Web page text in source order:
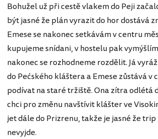
Bohužel už při cestě vlakem do Peji
být jasné že plán vyrazit do hor dostává
Emese se nakonec setkávám v centru
kupujeme snídani, v hostelu pak
nakonec se rozhodneme rozdělit. Já
do Pećského kláštera a Emese zůstává v
podívat na staré tržiště. Ona zítra odlétá
chci pro změnu navštívit klášter ve
jet dále do Prizrenu, takže je jasné že
nevyjde.